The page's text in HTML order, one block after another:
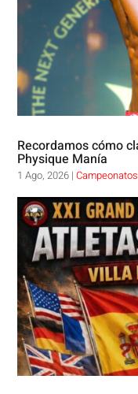
Recordamos cómo
Physique Manía
1 Ago, 2026 |Campeonatos